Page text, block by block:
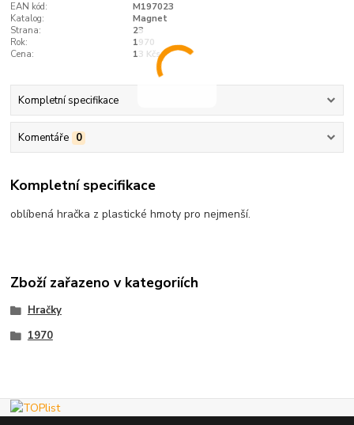
EAN kód:
M197023
Katalog:
Magnet
Strana:
23
Rok:
1970
Cena:
13 Kčs
Kompletní specifikace
Komentáře 0
Kompletní specifikace
oblíbená hračka z plastické hmoty pro nejmenší.
Zboží zařazeno v kategoriích
Hračky
1970